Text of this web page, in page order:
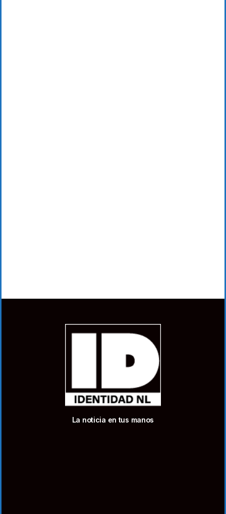
La noticia en tus manos